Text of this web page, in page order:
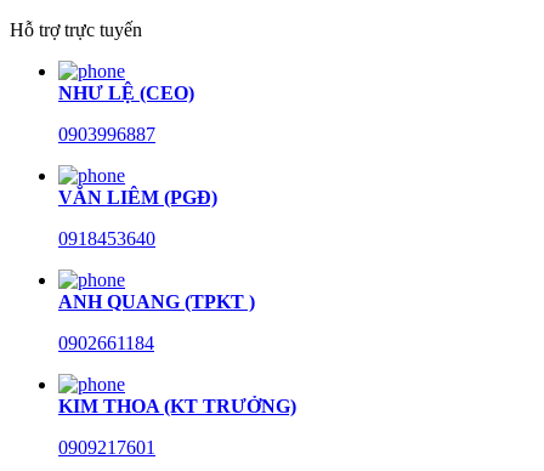
Hỗ trợ trực tuyến
NHƯ LỆ (CEO)
0903996887
VĂN LIÊM (PGĐ)
0918453640
ANH QUANG (TPKT )
0902661184
KIM THOA (KT TRƯỞNG)
0909217601